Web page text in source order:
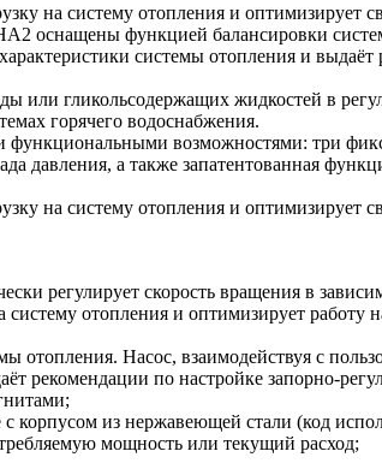
на систему отопления и оптимизирует
оснащены функцией балансировки
системы отопления и
гликольсодержащих жидкостей в
горячего водоснабжения.
возможностями: три
давления, а также запатентованная
на систему отопления и оптимизирует
регулирует скорость вращения в
отопления и оптимизирует работу
Насос, взаимодействуя с
рекомендации по настройке запорно-
корпусом из нержавеющей стали (код
мощность или текущий расход;